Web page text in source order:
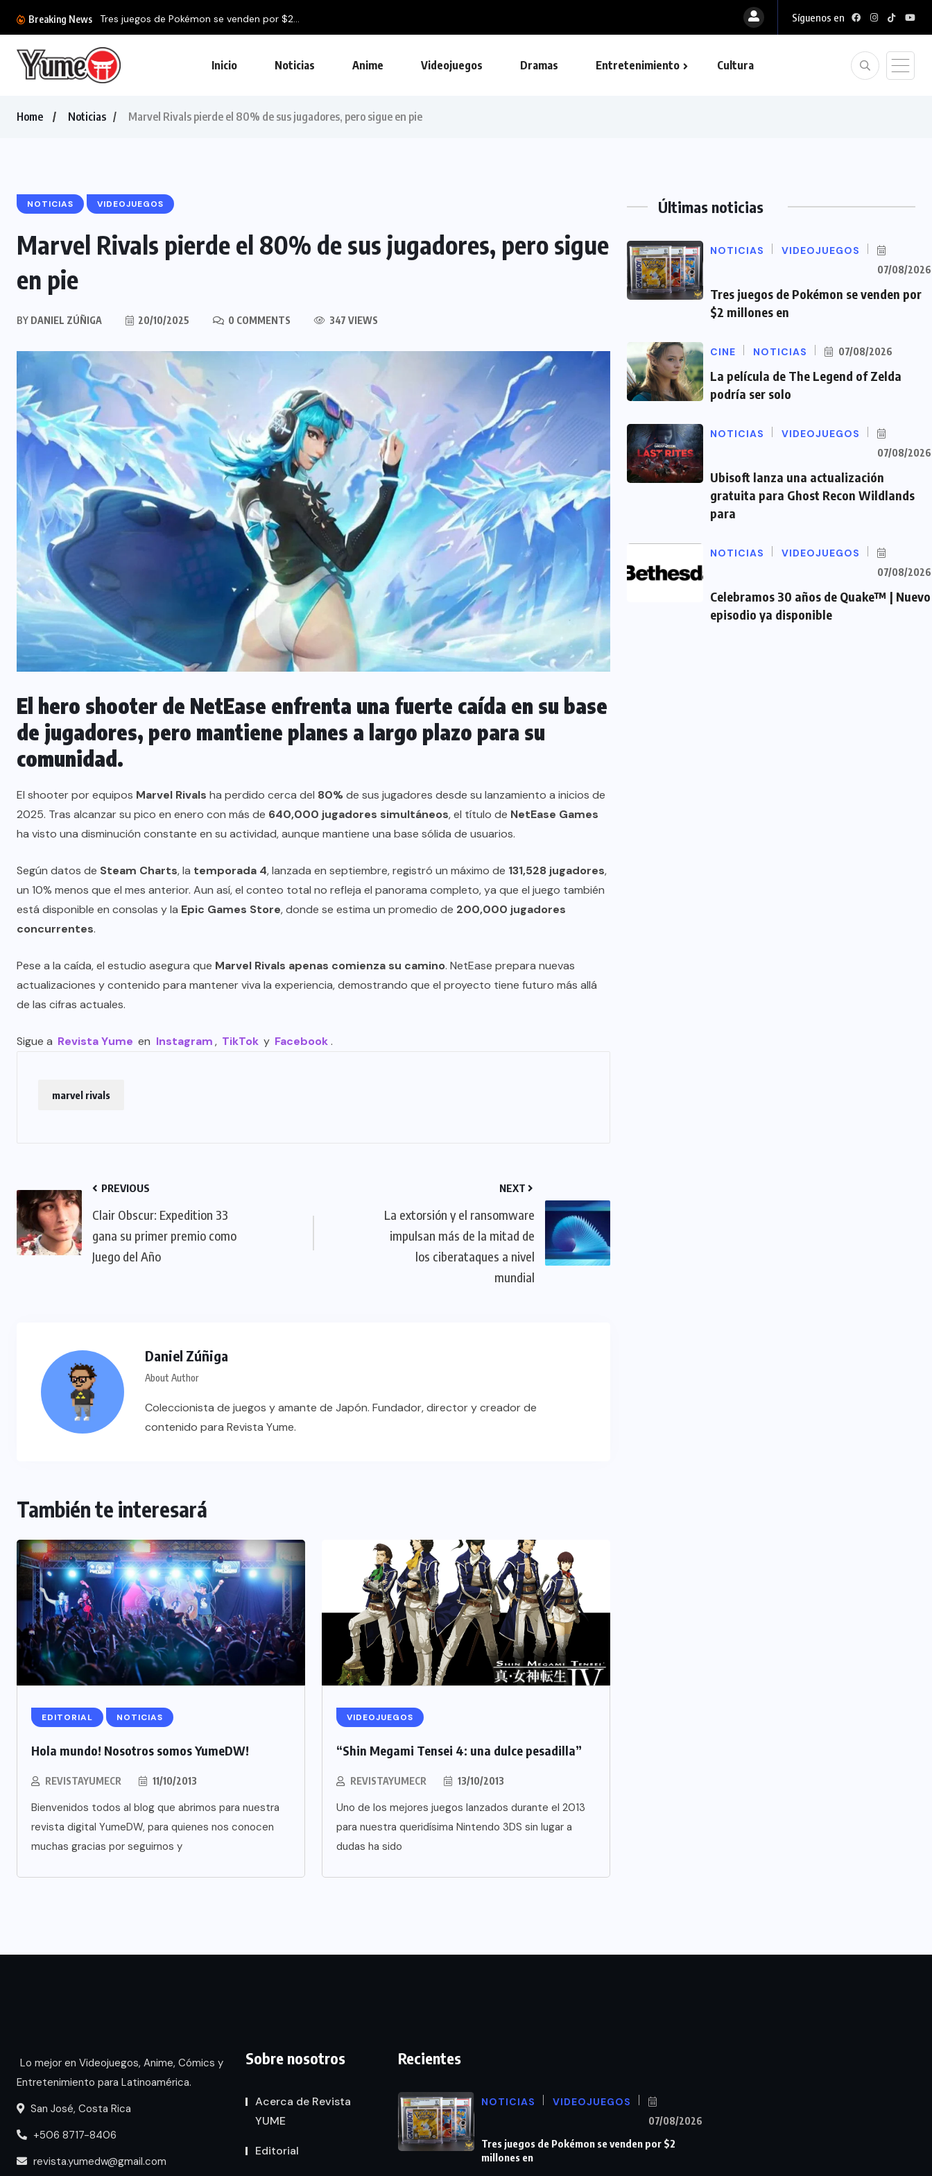
Breaking News Tres juegos de Pokémon se venden por $2... Síguenos en
Inicio Noticias Anime Videojuegos Dramas Entretenimiento Cultura
Home Noticias Marvel Rivals pierde el 80% de sus jugadores, pero sigue en pie
NOTICIAS VIDEOJUEGOS
Marvel Rivals pierde el 80% de sus jugadores, pero sigue
en pie
BY DANIEL ZÚÑIGA 20/10/2025 0 COMMENTS 347 VIEWS
El hero shooter de NetEase enfrenta una fuerte caída en su base
de jugadores, pero mantiene planes a largo plazo para su
comunidad.
El shooter por equipos Marvel Rivals ha perdido cerca del 80%de sus jugadores desde su lanzamiento a inicios de
2025. Tras alcanzar su pico en enero con más de 640,000 jugadores simultáneos, el título de NetEase Games
ha visto una disminución constante en su actividad, aunque mantiene una base sólida de usuarios.
Según datos de Steam Charts, la temporada 4, lanzada en septiembre, registró un máximo de 131,528 jugadores,
un 10% menos que el mes anterior. Aun así, el conteo total no refleja el panorama completo, ya que el juego también
está disponible en consolas y la Epic Games Store, donde se estima un promedio de 200,000 jugadores
concurrentes.
Pese a la caída, el estudio asegura que Marvel Rivals apenas comienza su camino. NetEase prepara nuevas
actualizaciones y contenido para mantener viva la experiencia, demostrando que el proyecto tiene futuro más allá
de las cifras actuales.
Sigue a Revista Yume en Instagram, TikTok y Facebook.
marvel rivals
PREVIOUS
Clair Obscur: Expedition 33
gana su primer premio como
Juego del Año
NEXT
La extorsión y el ransomware
impulsan más de la mitad de
los ciberataques a nivel
mundial
Daniel Zúñiga
About Author
Coleccionista de juegos y amante de Japón. Fundador, director y creador de
contenido para Revista Yume.
También te interesará
EDITORIAL NOTICIAS
Hola mundo! Nosotros somos YumeDW!
REVISTAYUMECR 11/10/2013
Bienvenidos todos al blog que abrimos para nuestra
revista digital YumeDW, para quienes nos conocen
muchas gracias por seguirnos y
VIDEOJUEGOS
“Shin Megami Tensei 4: una dulce pesadilla”
REVISTAYUMECR 13/10/2013
Uno de los mejores juegos lanzados durante el 2013
para nuestra queridísima Nintendo 3DS sin lugar a
dudas ha sido
Últimas noticias
NOTICIAS VIDEOJUEGOS
07/08/2026
Tres juegos de Pokémon se venden por
$2 millones en
CINE NOTICIAS 07/08/2026
La película de The Legend of Zelda
podría ser solo
NOTICIAS VIDEOJUEGOS
07/08/2026
Ubisoft lanza una actualización
gratuita para Ghost Recon Wildlands
para
NOTICIAS VIDEOJUEGOS
07/08/2026
Celebramos 30 años de Quake™ | Nuevo
episodio ya disponible
Lo mejor en Videojuegos, Anime, Cómics y
Entretenimiento para Latinoamérica.
San José, Costa Rica
+506 8717-8406
revista.yumedw@gmail.com
Sobre nosotros
Acerca de Revista
YUME
Editorial
Recientes
NOTICIAS VIDEOJUEGOS
07/08/2026
Tres juegos de Pokémon se venden por $2
millones en